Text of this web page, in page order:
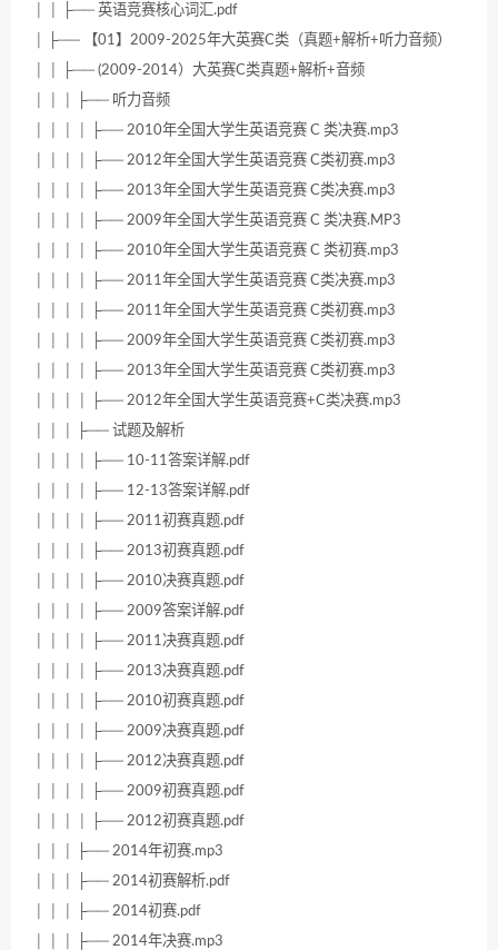
│ │ ├── 英语竞赛核心词汇.pdf
│ ├── 【01】2009-2025年大英赛C类（真题+解析+听力音频）
│ │ ├── (2009-2014）大英赛C类真题+解析+音频
│ │ │ ├── 听力音频
│ │ │ │ ├── 2010年全国大学生英语竞赛 C 类决赛.mp3
│ │ │ │ ├── 2012年全国大学生英语竞赛 C类初赛.mp3
│ │ │ │ ├── 2013年全国大学生英语竞赛 C类决赛.mp3
│ │ │ │ ├── 2009年全国大学生英语竞赛 C 类决赛.MP3
│ │ │ │ ├── 2010年全国大学生英语竞赛 C 类初赛.mp3
│ │ │ │ ├── 2011年全国大学生英语竞赛 C类决赛.mp3
│ │ │ │ ├── 2011年全国大学生英语竞赛 C类初赛.mp3
│ │ │ │ ├── 2009年全国大学生英语竞赛 C类初赛.mp3
│ │ │ │ ├── 2013年全国大学生英语竞赛 C类初赛.mp3
│ │ │ │ ├── 2012年全国大学生英语竞赛+C类决赛.mp3
│ │ │ ├── 试题及解析
│ │ │ │ ├── 10-11答案详解.pdf
│ │ │ │ ├── 12-13答案详解.pdf
│ │ │ │ ├── 2011初赛真题.pdf
│ │ │ │ ├── 2013初赛真题.pdf
│ │ │ │ ├── 2010决赛真题.pdf
│ │ │ │ ├── 2009答案详解.pdf
│ │ │ │ ├── 2011决赛真题.pdf
│ │ │ │ ├── 2013决赛真题.pdf
│ │ │ │ ├── 2010初赛真题.pdf
│ │ │ │ ├── 2009决赛真题.pdf
│ │ │ │ ├── 2012决赛真题.pdf
│ │ │ │ ├── 2009初赛真题.pdf
│ │ │ │ ├── 2012初赛真题.pdf
│ │ │ ├── 2014年初赛.mp3
│ │ │ ├── 2014初赛解析.pdf
│ │ │ ├── 2014初赛.pdf
│ │ │ ├── 2014年决赛.mp3